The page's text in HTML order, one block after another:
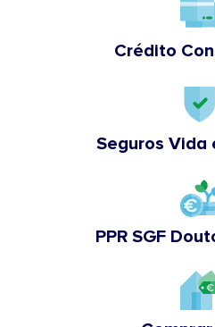
Crédito
Seguros Vida
PPR SGF